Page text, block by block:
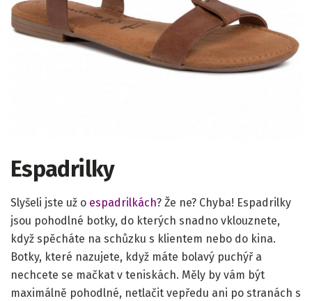
Espadrilky
Slyšeli jste už o espadrilkách? Že ne? Chyba! Espadrilky
jsou pohodlné botky, do kterých snadno vklouznete,
když spěcháte na schůzku s klientem nebo do kina.
Botky, které nazujete, když máte bolavý puchýř a
nechcete se mačkat v teniskách. Měly by vám být
maximálně pohodlné, netlačit vepředu ani po stranách s